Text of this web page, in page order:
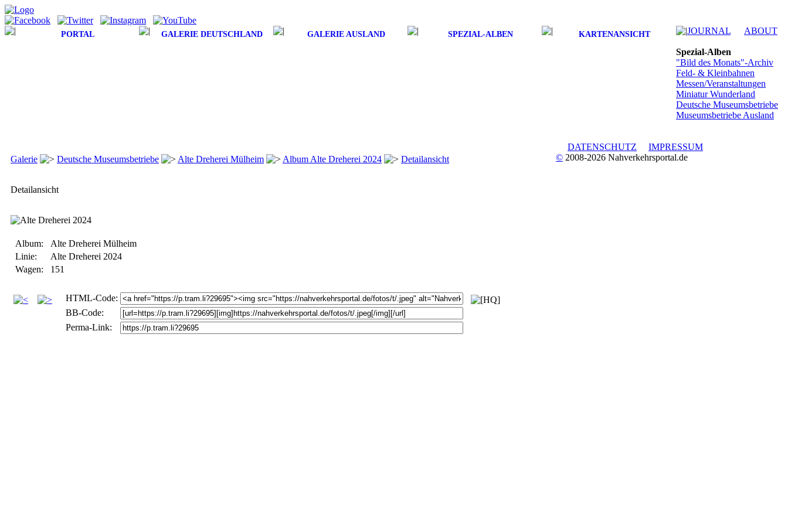
PORTAL GALERIE DEUTSCHLAND GALERIE AUSLAND SPEZIAL-ALBEN KARTENANSICHT
Spezial-Alben
"Bild des Monats"-Archiv
Feld- & Kleinbahnen
Messen/Veranstaltungen
Miniatur Wunderland
Deutsche Museumsbetriebe
Museumsbetriebe Ausland
Galerie Deutsche Museumsbetriebe Alte Dreherei Mülheim Album Alte Dreherei 2024 Detailansicht
Detailansicht
Album:
Alte Dreherei Mülheim
Linie:
Alte Dreherei 2024
Wagen:
151
HTML-Code:
BB-Code:
Perma-Link:
JOURNAL ABOUT
DATENSCHUTZ
IMPRESSUM
© 2008-2026 Nahverkehrsportal.de